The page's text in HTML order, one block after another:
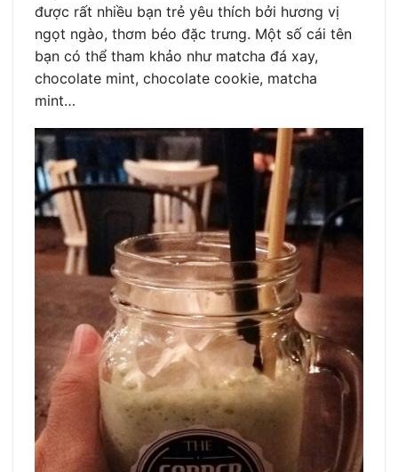
được rất nhiều bạn trẻ yêu thích bởi hương vị
ngọt ngào, thơm béo đặc trưng. Một số cái tên
bạn có thể tham khảo như matcha đá xay,
chocolate mint, chocolate cookie, matcha
mint…